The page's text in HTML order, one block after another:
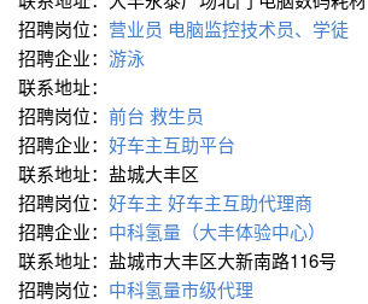
招聘岗位： 营业员 电脑监控技术员、学徒
招聘企业： 游泳
联系地址：
招聘岗位： 前台 救生员
招聘企业： 好车主互助平台
联系地址：盐城大丰区
招聘岗位： 好车主 好车主互助代理商
招聘企业： 中科氢量（大丰体验中心）
联系地址：盐城市大丰区大新南路116号
招聘岗位： 中科氢量市级代理